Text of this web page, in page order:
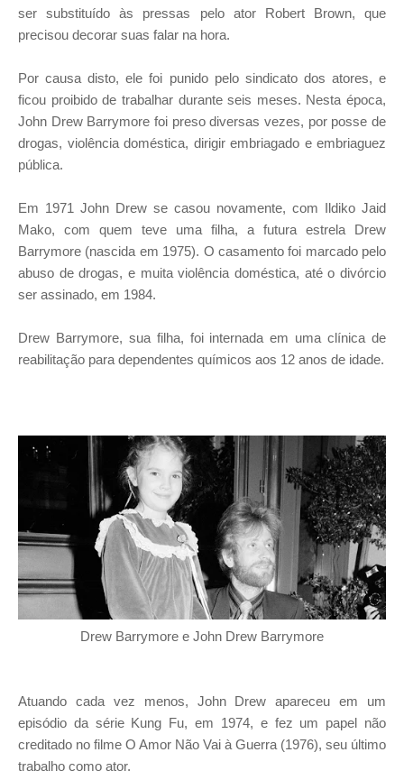
ser substituído às pressas pelo ator Robert Brown, que
precisou decorar suas falar na hora.
Por causa disto, ele foi punido pelo sindicato dos atores, e
ficou proibido de trabalhar durante seis meses. Nesta época,
John Drew Barrymore foi preso diversas vezes, por posse de
drogas, violência doméstica, dirigir embriagado e embriaguez
pública.
Em 1971 John Drew se casou novamente, com Ildiko Jaid
Mako, com quem teve uma filha, a futura estrela Drew
Barrymore (nascida em 1975). O casamento foi marcado pelo
abuso de drogas, e muita violência doméstica, até o divórcio
ser assinado, em 1984.
Drew Barrymore, sua filha, foi internada em uma clínica de
reabilitação para dependentes químicos aos 12 anos de idade.
Drew Barrymore e John Drew Barrymore
Atuando cada vez menos, John Drew apareceu em um
episódio da série Kung Fu, em 1974, e fez um papel não
creditado no filme O Amor Não Vai à Guerra (1976), seu último
trabalho como ator.